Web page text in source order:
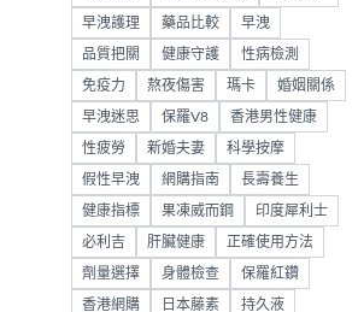
早洩護理 藥品比較 早洩
品質把關 健康守護 性病檢測
免疫力 熬夜傷害 瑪卡 婚姻關係
早洩迷思 保羅V8 香港男性健康
性疲勞 新婚夫妻 科學按摩
假性早洩 網購指南 長壽養生
健康指標 果凍威而鋼 印度犀利士
必利吉 肝臟健康 正確使用方法
劑量選擇 身體檢查 保羅紅鑽
香港網購 日本藤素 持久液